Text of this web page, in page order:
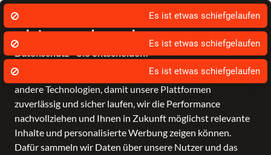
Wir nutzen Cookies um unsere Dienste zu
erbringen und zu verbessern.
Datenschutz - Sie entscheiden!
Bagmondo und unsere Partner nutzen Cookies und
andere Technologien, damit unsere Plattformen
zuverlässig und sicher laufen, wir die Performance
nachvollziehen und Ihnen in Zukunft möglichst relevante
Inhalte und personalisierte Werbung zeigen können.
Dafür sammeln wir Daten über unsere Nutzer und das
Schule Reise Business Freizeit Fashion & Lifestyle Taschen
Es ist etwas schiefgelaufen
Es ist etwas schiefgelaufen
Es ist etwas schiefgelaufen